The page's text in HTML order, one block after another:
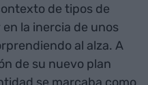
de tipos de
la inercia de unos
al alza. A
de su nuevo plan